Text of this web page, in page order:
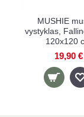
BAMBINO MIO
CUTE FRUIT, 3
13,90 €